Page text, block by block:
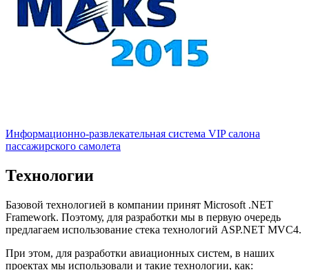
Информационно-развлекательная система VIP салона
пассажирского самолета
Технологии
Базовой технологией в компании принят Microsoft .NET
Framework. Поэтому, для разработки мы в первую очередь
предлагаем использование стека технологий ASP.NET MVC4.
При этом, для разработки авиационных систем, в наших
проектах мы использовали и такие технологии, как: